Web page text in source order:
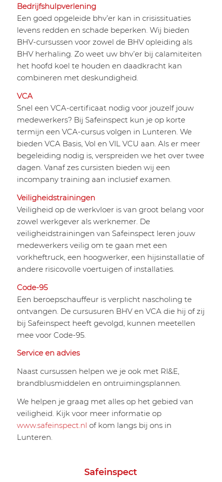
Bedrijfshulpverlening
Een goed opgeleide bhv’er kan in crisissituaties
levens redden en schade beperken. Wij bieden
BHV-cursussen voor zowel de BHV opleiding als
BHV herhaling. Zo weet uw bhv’er bij calamiteiten
het hoofd koel te houden en daadkracht kan
combineren met deskundigheid.
VCA
Snel een VCA-certificaat nodig voor jouzelf jouw
medewerkers? Bij Safeinspectkun je op korte
termijn een VCA-cursus volgen in Lunteren. We
bieden VCA Basis, Vol en VIL VCU aan. Als er meer
begeleiding nodig is, verspreiden we het over twee
dagen. Vanaf zes cursisten bieden wij een
incompany training aan inclusief examen.
Veiligheidstrainingen
Veiligheid op de werkvloer is van groot belang voor
zowel werkgever als werknemer. De
veiligheidstrainingen van Safeinspectleren jouw
medewerkers veilig om te gaan met een
vorkheftruck, een hoogwerker, een hijsinstallatie of
andere risicovolle voertuigen of installaties.
Code-95
Een beroepschauffeur is verplicht nascholing te
ontvangen. De cursusuren BHV en VCA die hij of zij
bij Safeinspect heeft gevolgd, kunnen meetellen
mee voor Code-95.
Service en advies
Naast cursussen helpen we je ook met RI&E,
brandblusmiddelen en ontruimingsplannen.
We helpen je graag met alles op het gebied van
veiligheid. Kijk voor meer informatie op
www.safeinspect.nl of kom langs bij ons in
Lunteren.
Safeinspect